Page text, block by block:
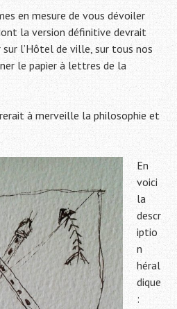
en mesure de vous dévoiler
la version définitive devrait
l’Hôtel de ville, sur tous nos
le papier à lettres de la
à merveille la philosophie et
En
voici
la
descr
iptio
n
héral
dique
: